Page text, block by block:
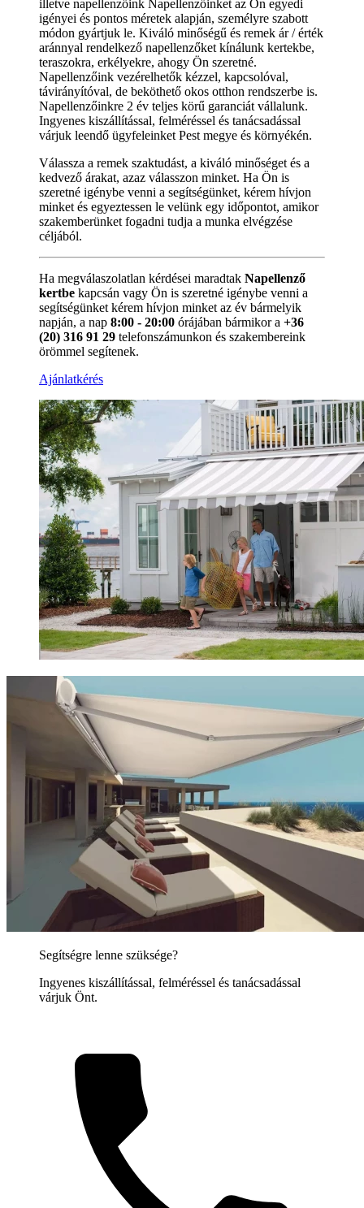
illetve napellenzőink Napellenzőinket az Ön egyedi
igényei és pontos méretek alapján, személyre szabott
módon gyártjuk le. Kiváló minőségű és remek ár / érték
aránnyal rendelkező napellenzőket kínálunk kertekbe,
teraszokra, erkélyekre, ahogy Ön szeretné.
Napellenzőink vezérelhetők kézzel, kapcsolóval,
távirányítóval, de beköthető okos otthon rendszerbe is.
Napellenzőinkre 2 év teljes körű garanciát vállalunk.
Ingyenes kiszállítással, felméréssel és tanácsadással
várjuk leendő ügyfeleinket Pest megye és környékén.
Válassza a remek szaktudást, a kiváló minőséget és a
kedvező árakat, azaz válasszon minket. Ha Ön is
szeretné igénybe venni a segítségünket, kérem hívjon
minket és egyeztessen le velünk egy időpontot, amikor
szakemberünket fogadni tudja a munka elvégzése
céljából.
Ha megválaszolatlan kérdései maradtak Napellenző
kertbe kapcsán vagy Ön is szeretné igénybe venni a
segítségünket kérem hívjon minket az év bármelyik
napján, a nap 8:00 - 20:00 órájában bármikor a +36
(20) 316 91 29 telefonszámunkon és szakembereink
örömmel segítenek.
Ajánlatkérés
Segítségre lenne szüksége?
Ingyenes kiszállítással, felméréssel és tanácsadással
várjuk Önt.